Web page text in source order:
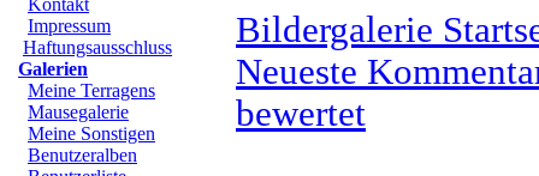
Kontakt
Impressum
Haftungsausschluss
Galerien
Meine Terragens
Mausegalerie
Meine Sonstigen
Benutzeralben
Bildergalerie
Neueste
bewertet